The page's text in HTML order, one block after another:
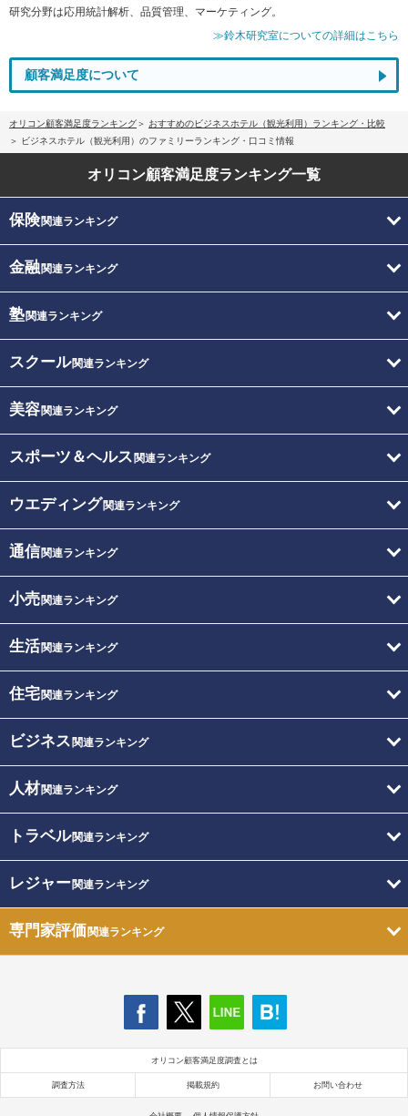
研究分野は応用統計解析、品質管理、マーケティング。
≫鈴木研究室についての詳細はこちら
顧客満足度について
オリコン顧客満足度ランキング
おすすめのビジネスホテル（観光利用）ランキング・比較
ビジネスホテル（観光利用）のファミリーランキング・口コミ情報
オリコン顧客満足度ランキング一覧
保険関連ランキング
金融関連ランキング
塾関連ランキング
スクール関連ランキング
美容関連ランキング
スポーツ＆ヘルス 関連ランキング
ウエディング関連ランキング
通信関連ランキング
小売関連ランキング
生活関連ランキング
住宅関連ランキング
ビジネス 関連ランキング
人材関連ランキング
トラベル関連ランキング
レジャー関連ランキング
専門家評価関連ランキング
オリコン顧客満足度調査とは
調査方法 掲載規約 お問い合わせ